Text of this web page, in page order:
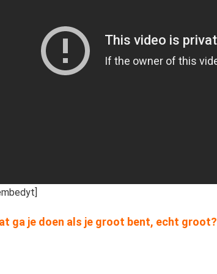
ga je doen als je groot bent, echt groot?